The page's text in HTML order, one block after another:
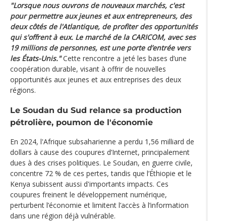
"Lorsque nous ouvrons de nouveaux marchés, c'est
pour permettre aux jeunes et aux entrepreneurs, des
deux côtés de l'Atlantique, de profiter des opportunités
qui s'offrent à eux. Le marché de la CARICOM, avec ses
19 millions de personnes, est une porte d’entrée vers
les États-Unis."Cette rencontre a jeté les bases d’une
coopération durable, visant à offrir de nouvelles
opportunités aux jeunes et aux entreprises des deux
régions.
Le Soudan du Sud relance sa production
pétrolière, poumon de l'économie
En 2024, l'Afrique subsaharienne a perdu 1,56 milliard de
dollars à cause des coupures d’Internet, principalement
dues à des crises politiques. Le Soudan, en guerre civile,
concentre 72 % de ces pertes, tandis que l’Éthiopie et le
Kenya subissent aussi d'importants impacts. Ces
coupures freinent le développement numérique,
perturbent l’économie et limitent l’accès à l’information
dans une région déjà vulnérable.